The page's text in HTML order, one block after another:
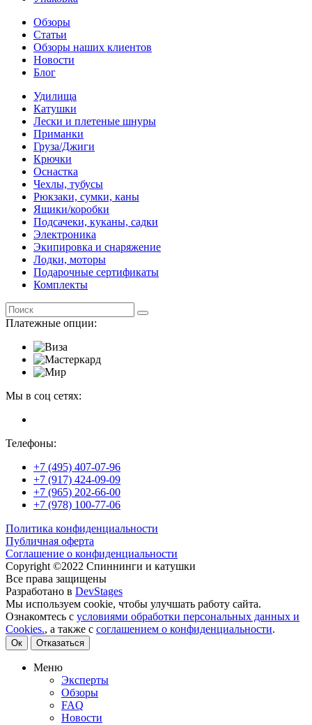
Обзоры
Статьи
Обзоры наших клиентов
Новости
Блог
Удилища
Катушки
Лески и плетеные шнуры
Приманки
Груза/Джиги
Крючки
Оснастка
Чехлы, тубусы
Рюкзаки, сумки, каны
Ящики/коробки
Подсачеки, куканы, садки
Электроника
Экипировка и снаряжение
Лодки, моторы
Подарочные сертификаты
Комплекты
Платежные опции:
Мы в соц сетях:
Телефоны:
+7 (495) 407-07-96
+7 (917) 424-09-09
+7 (965) 202-66-00
+7 (978) 100-77-06
Политика конфиденциальности
Публичная оферта
Соглашение о конфиденциальности
Copyright ©2022 Спиннинги и катушки
Все права защищены
Разработано в DevStages
Мы используем cookie, чтобы улучшать работу сайта.
Ознакомтесь с условиями обработки персональных данных и
Cookies., а также с соглашением о конфиденциальности.
Ок Отказаться
Меню
Эксперты
Обзоры
FAQ
Новости